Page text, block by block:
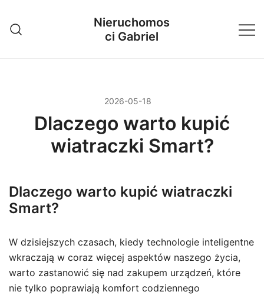
treści
Nieruchomos
ci Gabriel
2026-05-18
Dlaczego warto kupić
wiatraczki Smart?
Dlaczego warto kupić wiatraczki
Smart?
W dzisiejszych czasach, kiedy technologie inteligentne
wkraczają w coraz więcej aspektów naszego życia,
warto zastanowić się nad zakupem urządzeń, które
nie tylko poprawiają komfort codziennego